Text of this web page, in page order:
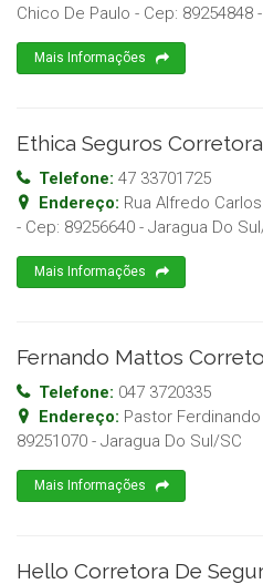
Chico De Paulo - Cep: 89254848 -
Mais Informações
Ethica Seguros
Telefone: 47 33701725
Endereço: Rua Alfredo
- Cep: 89256640 - Jaragua Do Sul
Mais Informações
Fernando Mattos
Telefone: 047 3720335
Endereço: Pastor
89251070 - Jaragua Do Sul/SC
Mais Informações
Hello Corretora De